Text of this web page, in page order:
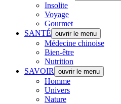
Insolite
Voyage
Gourmet
SANTÉ ouvrir le menu
Médecine chinoise
Bien-être
Nutrition
SAVOIR
ouvrir le menu
Homme
Univers
Nature